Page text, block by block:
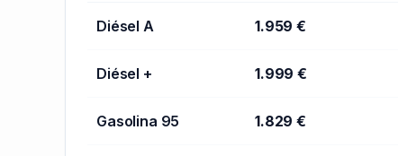
Diésel A 1.959 €
Diésel + 1.999 €
Gasolina 95 1.829 €